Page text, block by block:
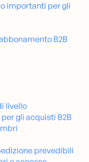
importanti per gli
B2B
livello
gli acquisti B2B
prevedibili